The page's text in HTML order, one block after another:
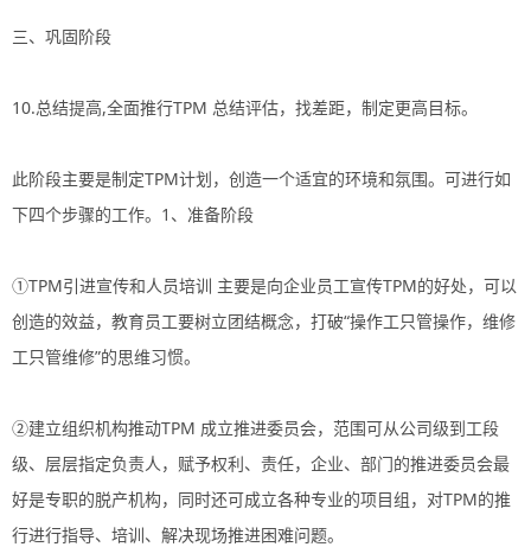
三、巩固阶段
10.总结提高,全面推行TPM 总结评估，找差距，制定更高目标。
此阶段主要是制定TPM计划，创造一个适宜的环境和氛围。可进行如
下四个步骤的工作。1、准备阶段
①TPM引进宣传和人员培训 主要是向企业员工宣传TPM的好处，可以
创造的效益，教育员工要树立团结概念，打破“操作工只管操作，维修
工只管维修”的思维习惯。
②建立组织机构推动TPM 成立推进委员会，范围可从公司级到工段
级、层层指定负责人，赋予权利、责任，企业、部门的推进委员会最
好是专职的脱产机构，同时还可成立各种专业的项目组，对TPM的推
行进行指导、培训、解决现场推进困难问题。